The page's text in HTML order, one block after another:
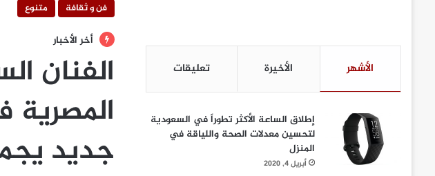
فن و ثقافة
متنوع
أخر الأخبار
الفنان
جديد
الأشهر الأخيرة تعليقات
إطلاق الساعة الأكثر تطوراً في السعودية
لتحسين معدلات الصحة واللياقة في
المنزل
أبريل 4, 2020